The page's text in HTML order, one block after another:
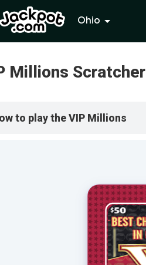
Ohio
Millions Scratcher
to play the VIP Millions